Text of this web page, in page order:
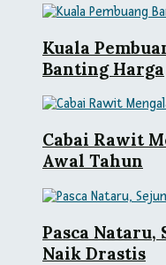
Kuala
Banting Harga
Cabai Rawit
Awal Tahun
Pasca Nataru,
Naik Drastis